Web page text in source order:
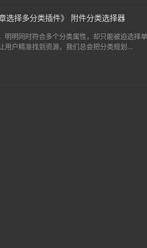
选择多分类插件》 附件分类选择器
明同时符合多个分类属性，却只能被迫选择
用户精准找到资源，我们总会把分类规划...